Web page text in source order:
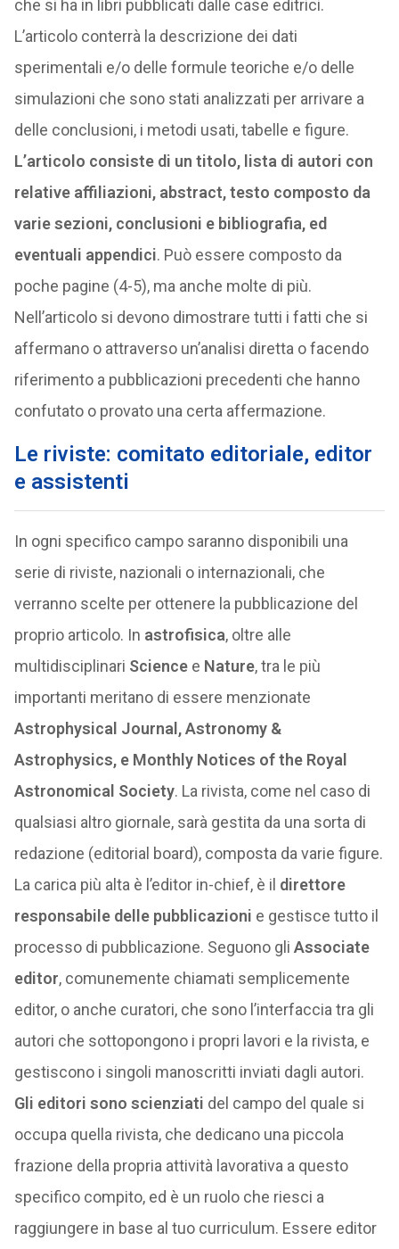
che si ha in libri pubblicati dalle case editrici.
L’articolo conterrà la descrizione dei dati
sperimentali e/o delle formule teoriche e/o delle
simulazioni che sono stati analizzati per arrivare a
delle conclusioni, i metodi usati, tabelle e figure.
L’articolo consiste di un titolo, lista di autori con
relative affiliazioni, abstract, testo composto da
varie sezioni, conclusioni e bibliografia, ed
eventuali appendici. Può essere composto da
poche pagine (4-5), ma anche molte di più.
Nell’articolo si devono dimostrare tutti i fatti che si
affermano o attraverso un’analisi diretta o facendo
riferimento a pubblicazioni precedenti che hanno
confutato o provato una certa affermazione.
Le riviste: comitato editoriale, editor
e assistenti
In ogni specifico campo saranno disponibili una
serie di riviste, nazionali o internazionali, che
verranno scelte per ottenere la pubblicazione del
proprio articolo. In astrofisica, oltre alle
multidisciplinari Sciencee Nature, tra le più
importanti meritano di essere menzionate
Astrophysical Journal, Astronomy &
Astrophysics, e Monthly Notices of the Royal
Astronomical Society. La rivista, come nel caso di
qualsiasi altro giornale, sarà gestita da una sorta di
redazione (editorial board), composta da varie figure.
La carica più alta è l’editor in-chief, è il direttore
responsabile delle pubblicazioni e gestisce tutto il
processo di pubblicazione. Seguono gli Associate
editor, comunemente chiamati semplicemente
editor, o anche curatori, che sono l’interfaccia tra gli
autori che sottopongono i propri lavori e la rivista, e
gestiscono i singoli manoscritti inviati dagli autori.
Gli editori sono scienziati del campo del quale si
occupa quella rivista, che dedicano una piccola
frazione della propria attività lavorativa a questo
specifico compito, ed è un ruolo che riesci a
raggiungere in base al tuo curriculum. Essere editor